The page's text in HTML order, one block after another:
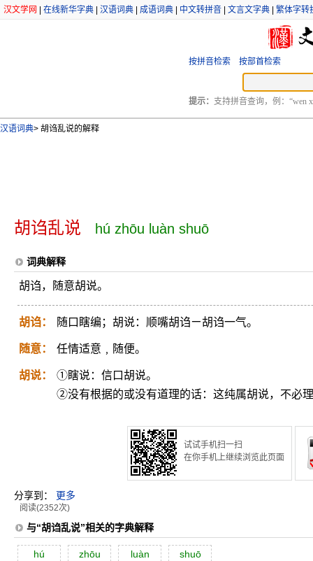
汉文学网 在线新华字典 汉语词典 成语词典 中文转拼音 文言文字典 繁体字转
按拼音检索 按部首检索
提示： 支持拼音查询，例：“wen
汉语词典> 胡诌乱说的解释
胡诌乱说 hú zhōu luàn shuō
词典解释
胡诌，随意胡说。
胡诌： 随口瞎编；胡说：顺嘴胡诌ㄧ胡诌一气。
随意： 任情适意﹐随便。
胡说：
①瞎说：信口胡说。
②没有根据的或没有道理的话：这纯属胡说，不必
试试手机扫一扫
在你手机上继续浏览此页面
分享到： 更多
阅读(2352次)
与“胡诌乱说”相关的字典解释
hú zhōu luàn shuō